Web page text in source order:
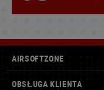
AIRSOFTZONE
OBSŁUGA KLIENTA